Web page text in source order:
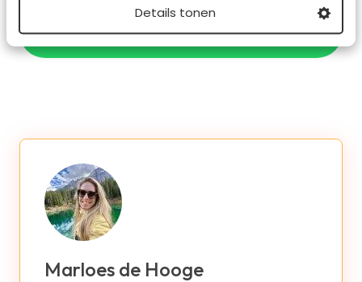
Details tonen
Deel op WhatsApp
Marloes de Hooge